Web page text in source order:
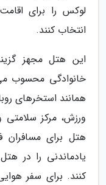
لوکس را برای
انتخاب کنند.
این هتل مجهز
خانوادگی محسوب
همانند استخرهای
ورزش، مرکز سلامتی
هتل برای
یادماندنی را در
کنند. برای سفر